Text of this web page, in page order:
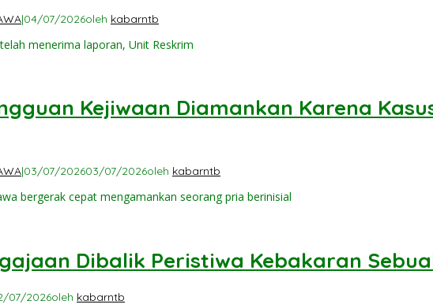
|04/07/2026oleh kabarntb
menerima laporan, Unit Reskrim
Kejiwaan Diamankan Karena
|03/07/202603/07/2026oleh kabarntb
bergerak cepat mengamankan seorang pria berinisial
Dibalik Peristiwa Kebakaran
07/2026oleh kabarntb